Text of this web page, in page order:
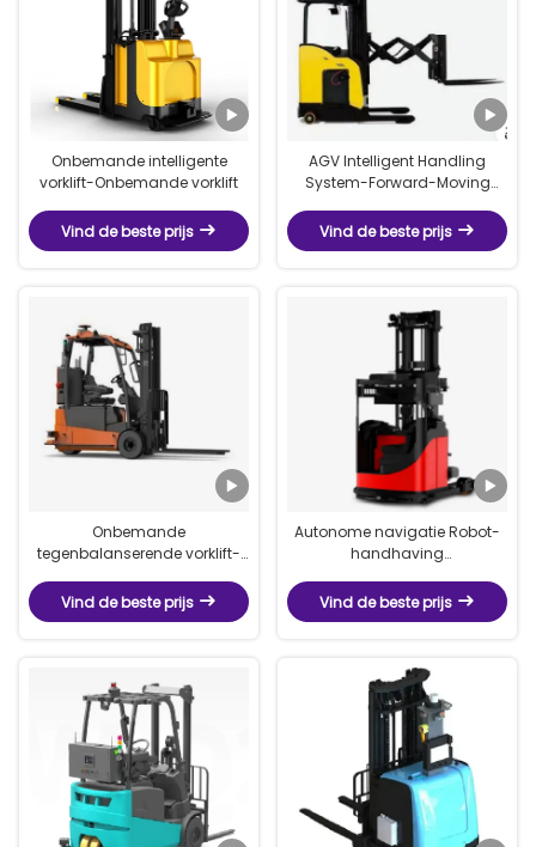
Onbemande intelligente
vorklift-Onbemande vorklift
Vind de beste prijs
AGV Intelligent Handling
System-Forward-Moving
Vind de beste prijs
Onbemande
tegenbalanserende vorklift-
onbemande vorklift
Vind de beste prijs
Autonome navigatie Robot-
handhaving
onbemande vorkheftruck
Vind de beste prijs